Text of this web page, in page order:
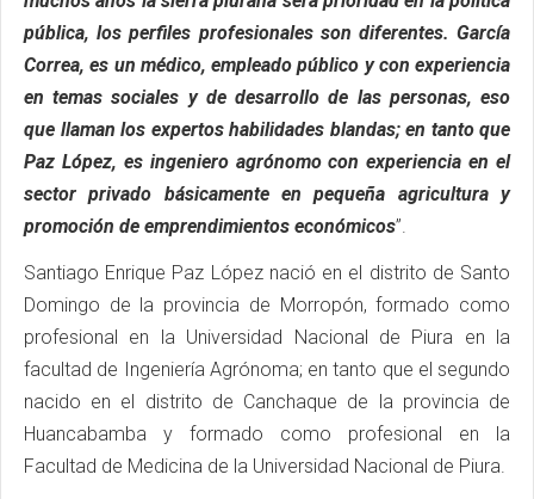
pública, los perfiles profesionales son diferentes. García
Correa, es un médico, empleado público y con experiencia
en temas sociales y de desarrollo de las personas, eso
que llaman los expertos habilidades blandas; en tanto que
Paz López, es ingeniero agrónomo con experiencia en el
sector privado básicamente en pequeña agricultura y
promoción de emprendimientos económicos”.
Santiago Enrique Paz López nació en el distrito de Santo
Domingo de la provincia de Morropón, formado como
profesional en la Universidad Nacional de Piura en la
facultad de Ingeniería Agrónoma; en tanto que el segundo
nacido en el distrito de Canchaque de la provincia de
Huancabamba y formado como profesional en la
Facultad de Medicina de la Universidad Nacional de Piura.